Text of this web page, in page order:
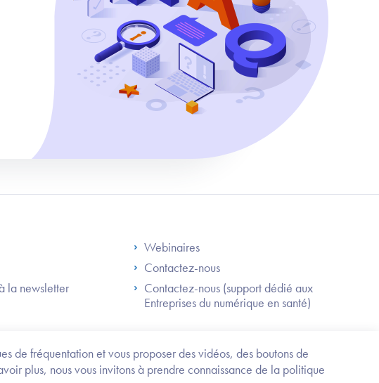
de fréquentation et vous proposer des vidéos, des boutons de
plus, nous vous invitons à prendre connaissance de la politiqueTrouvez
ANS
la newsletter
Footer Right ANS
Webinaires
Contactez-nous
Contactez-nous (support dédié aux
Entreprises du numérique en santé)